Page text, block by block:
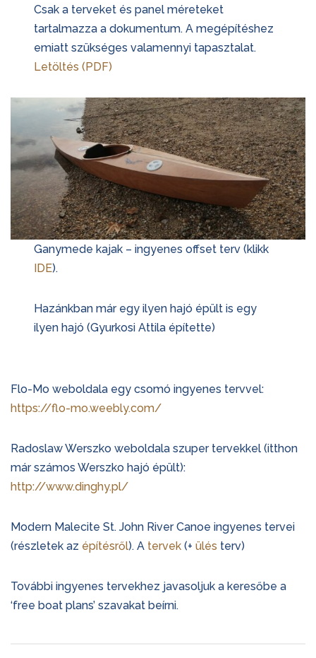
Csak a terveket és panel méreteket
tartalmazza a dokumentum. A megépítéshez
emiatt szükséges valamennyi tapasztalat.
Letöltés (PDF)
Ganymede kajak – ingyenes offset terv (klikk
IDE).
Hazánkban már egy ilyen hajó épült is egy
ilyen hajó (Gyurkosi Attila építette)
Flo-Mo weboldala egy csomó ingyenes tervvel:
https://flo-mo.weebly.com/
Radoslaw Werszko weboldala szuper tervekkel (itthon
már számos Werszko hajó épült):
http://www.dinghy.pl/
Modern Malecite St. John River Canoe ingyenes tervei
(részletek az építésről). A tervek (+ ülés terv)
További ingyenes tervekhez javasoljuk a keresőbe a
‘free boat plans’ szavakat beírni.